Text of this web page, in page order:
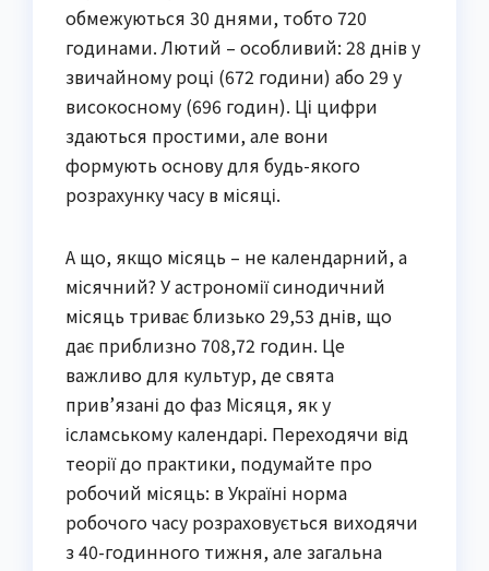
обмежуються 30 днями, тобто 720
годинами. Лютий – особливий: 28 днів у
звичайному році (672 години) або 29 у
високосному (696 годин). Ці цифри
здаються простими, але вони
формують основу для будь-якого
розрахунку часу в місяці.
А що, якщо місяць – не календарний, а
місячний? У астрономії синодичний
місяць триває близько 29,53 днів, що
дає приблизно 708,72 годин. Це
важливо для культур, де свята
прив’язані до фаз Місяця, як у
ісламському календарі. Переходячи від
теорії до практики, подумайте про
робочий місяць: в Україні норма
робочого часу розраховується виходячи
з 40-годинного тижня, але загальна